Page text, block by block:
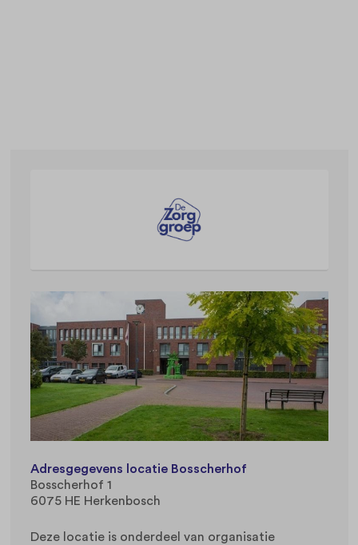
Adresgegevens locatie Bosscherhof
Bosscherhof 1
6075 HE Herkenbosch
Deze locatie is onderdeel van organisatie